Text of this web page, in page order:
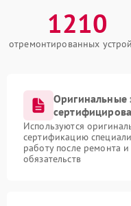
1210
отремонтированных
Оригинальные
Используются
сертификацию
работу после ремонта
обязательств